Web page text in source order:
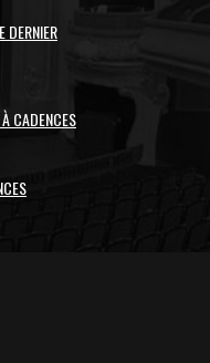
DERNIER
CADENCES